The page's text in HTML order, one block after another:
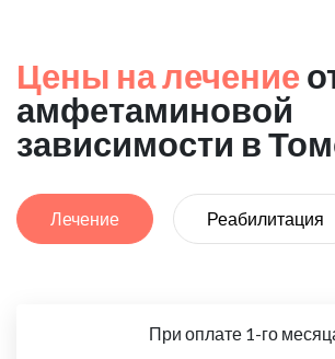
Цены на лечение
амфетаминовой
зависимости в
Лечение Реабилитация
При оплате 1-го